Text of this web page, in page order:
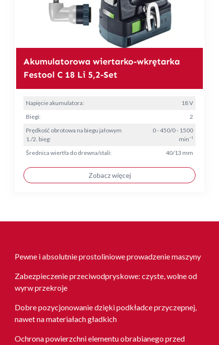
Akumulatorowa wiertarko-wkrętarka
Festool C 18 Li 5,2-Set
Napięcie akumulatora:
18 V
Biegi:
2
Prędkość obrotowa na biegu jałowym
1./2. bieg:
0 - 450/0 - 1500
min⁻¹
Średnica wiertła do drewna/stali:
40/13 mm
Zobacz więcej
Pewne i absolutnie prostoliniowe prowadzenie maszyny
Zabezpieczenie przeciwodpryskowe: czyste, wolne od
wyrw przekroje
Dobre pozycjonowanie dzięki podkładce przyczepnej,
nawet na materiałach gładkich
Ochrona powierzchni elementu obrabianego przed